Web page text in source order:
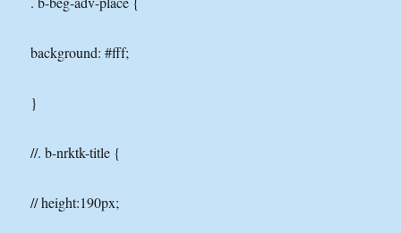
background: #fff;
}
//. b-nrktk-title {
// height:190px;